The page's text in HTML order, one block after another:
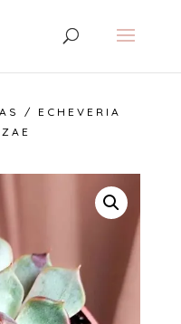
/ ECHEVERIA